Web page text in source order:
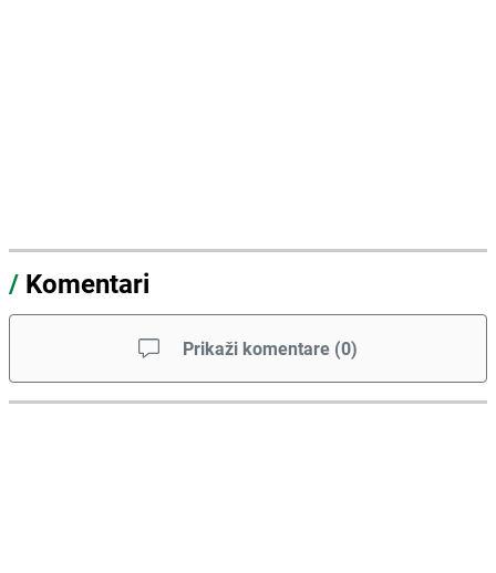
/ Komentari
Prikaži komentare (0)